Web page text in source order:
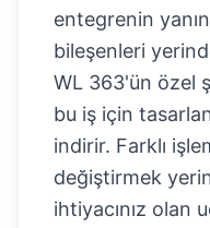
entegrenin
bileşenleri
WL 363'ün özel
bu iş için
indirir. Farklı
değiştirmek
ihtiyacınız olan